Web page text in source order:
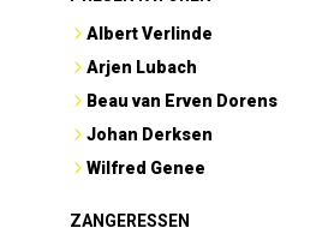
Albert Verlinde
Arjen Lubach
Beau van Erven Dorens
Johan Derksen
Wilfred Genee
ZANGERESSEN